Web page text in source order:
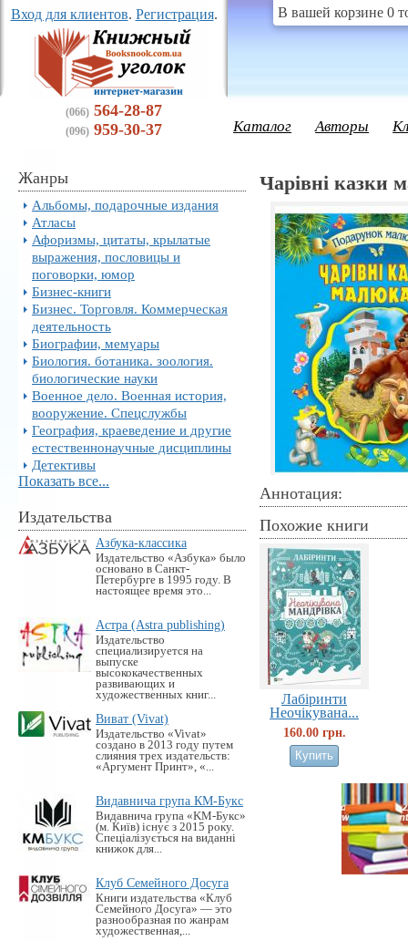
Вход для клиентов. Регистрация.
(066) 564-28-87
(096) 959-30-37
В вашей корзине 0
Каталог Авторы
Жанры
Альбомы, подарочные издания
Атласы
Афоризмы, цитаты, крылатые
выражения, пословицы и
поговорки, юмор
Бизнес-книги
Бизнес. Торговля. Коммерческая
деятельность
Биографии, мемуары
Биология. ботаника. зоология.
биологические науки
Военное дело. Военная история,
вооружение. Спецслужбы
География, краеведение и другие
естественнонаучные дисциплины
Детективы
Показать все...
Издательства
Азбука-классика
Издательство «Азбука» было
основано в Санкт-
Петербурге в 1995 году. В
настоящее время это...
Астра (Astra publishing)
Издательство
специализируется на
выпуске
высококачественных
развивающих и
художественных книг...
Виват (Vivat)
Издательство «Vivat»
создано в 2013 году путем
слияния трех издательств:
«Аргумент Принт», «...
Видавнича група КМ-Букс
Видавнича група «KM-Букс»
(м. Київ) існує з 2015 року.
Спеціалізується на виданні
книжок для...
Клуб Семейного Досуга
Книги издательства «Клуб
Семейного Досуга» — это
разнообразная по жанрам
художественная,...
Чарівні казки
Аннотация:
Похожие книги
Лабіринти
Неочікувана...
160.00 грн.